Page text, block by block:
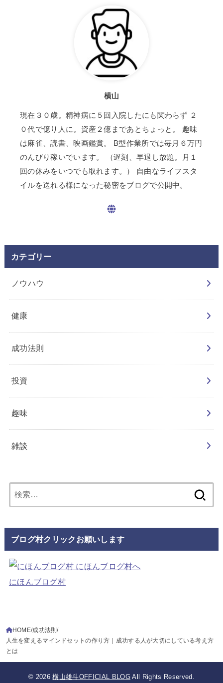
横山
現在３０歳。精神病に５回入院したにも関わらず ２
０代で億り人に。資産２億まであとちょっと。 趣味
は麻雀、読書、映画鑑賞。 B型作業所では毎月６万円
のんびり稼いでいます。 （遅刻、早退し放題。月１
回の休みをいつでも取れます。） 自由なライフスタ
イルを送れる様になった秘密をブログで公開中。
カテゴリー
ノウハウ
健康
成功法則
投資
趣味
雑談
索:
ブログ村クリックお願いします
にほんブログ村
HOME 成功法則
人生を変えるマインドセットの作り方｜成功する人が大切にしている考え方
とは
© 2026横山雄斗OFFICIAL BLOG All Rights Reserved.